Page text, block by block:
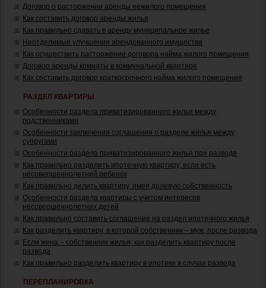
Договор о расторжении аренды нежилого помещения
Как составить договор аренды жилья
Как правильно сдавать в аренду муниципальное жилье
Неотделимые улучшения арендованного имущества
Как осуществить расторжение договора найма жилого помещения
Договор аренды комнаты в коммунальной квартире
Как составить договор краткосрочного найма жилого помещения
РАЗДЕЛ КВАРТИРЫ
Особенности раздела приватизированного жилья между
родственниками
Особенности заключения соглашения о разделе жилья между
супругами
Особенности раздела приватизированного жилья при разводе
Как правильно разделить ипотечную квартиру, если есть
несовершеннолетний ребенок
Как правильно делить квартиру, имея долевую собственность
Особенности раздела квартиры с учетом интересов
несовершеннолетних детей
Как правильно составить соглашение на раздел ипотечного жилья
Как разделить квартиру, в которой собственник – муж, после развода
Если жена – собственник жилья, как разделить квартиру после
развода
Как правильно разделить квартиру в ипотеке в случае развода
ПЕРЕПЛАНИРОВКА